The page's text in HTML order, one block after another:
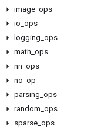
image ops
io ops
logging ops
math ops
nn ops
no op
parsing ops
random ops
sparse ops